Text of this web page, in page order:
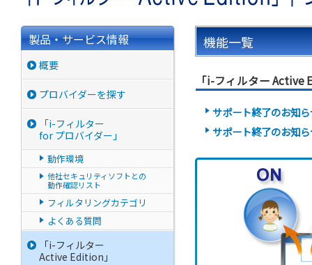
機能一覧
「i-フィルター
サポート終了のお知
サポート終了のお知
製品・サービス情報
概要
プロバイダーを探す
「i-フィルター
for プロバイダー」
動作環境
他社セキュリティソフトとの
動作確認リスト
フィルタリングカテゴリ
よくある質問
「i-フィルター
Active Edition」